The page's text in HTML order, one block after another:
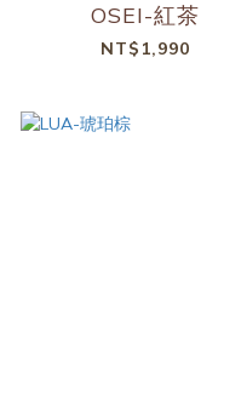
OSEI-紅茶
NT$1,990